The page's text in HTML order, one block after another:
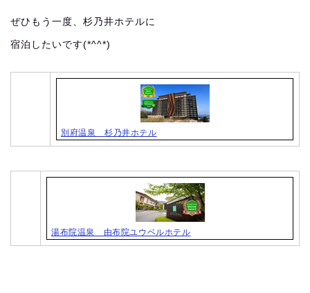
ぜひもう一度、杉乃井ホテルに
宿泊したいです(*^^*)
別府温泉 杉乃井ホテル
湯布院温泉 由布院ユウベルホテル